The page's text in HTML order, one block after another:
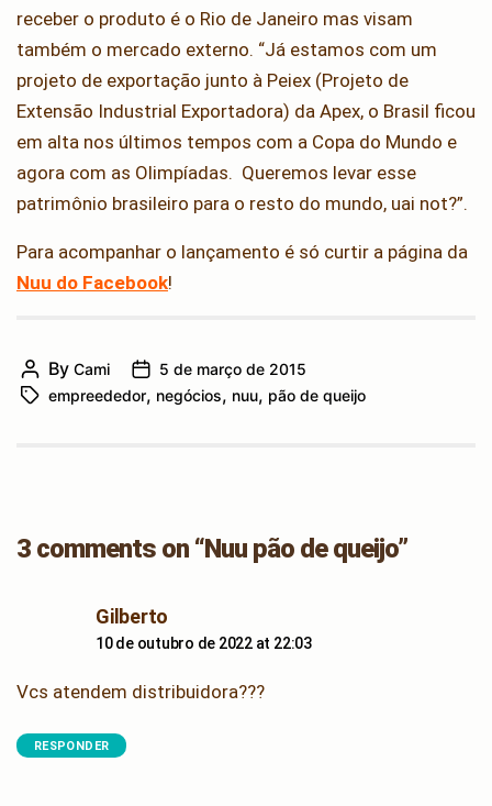
receber o produto é o Rio de Janeiro mas visam
também o mercado externo. “Já estamos com um
projeto de exportação junto à Peiex (Projeto de
Extensão Industrial Exportadora) da Apex, o Brasil ficou
em alta nos últimos tempos com a Copa do Mundo e
agora com as Olimpíadas. Queremos levar esse
patrimônio brasileiro para o resto do mundo, uai not?”.
Para acompanhar o lançamento é só curtir a página da
Nuu do Facebook!
Post
author
By Cami
Post
date
5 de março de 2015
Tagsempreededor, negócios, nuu, pão de queijo
3 comments on “Nuu pão de queijo”
Gilberto
10 de outubro de 2022 at 22:03
Vcs atendem distribuidora???
RESPONDER